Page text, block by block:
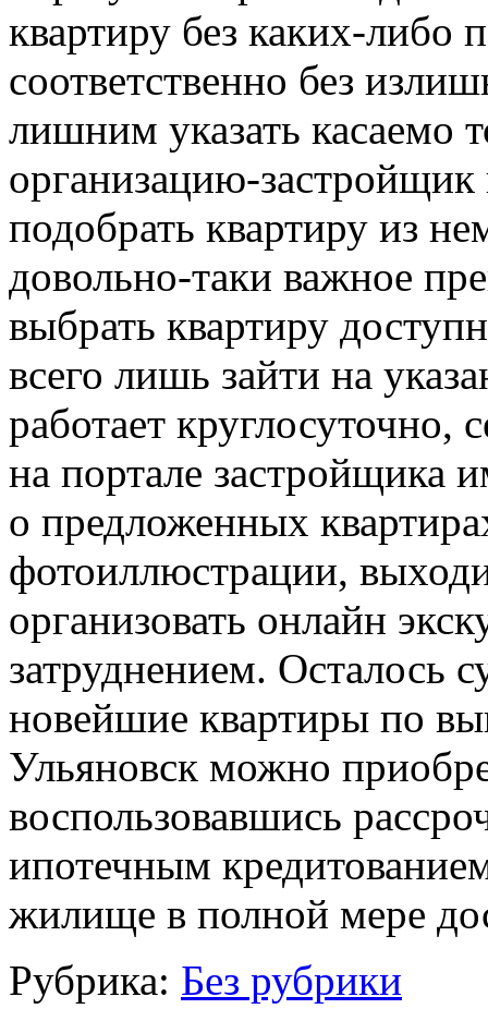
квартиру без каких-либо
соответственно без
лишним указать касаемо
организацию-застройщик
подобрать квартиру из
довольно-таки важное
выбрать квартиру
всего лишь зайти на
работает
на портале застройщика
о предложенных
фотоиллюстрации,
организовать онлайн
затруднением. Осталось
новейшие квартиры по
Ульяновск можно
воспользовавшись
ипотечным
жилище в полной мере
Рубрика: Без рубрики